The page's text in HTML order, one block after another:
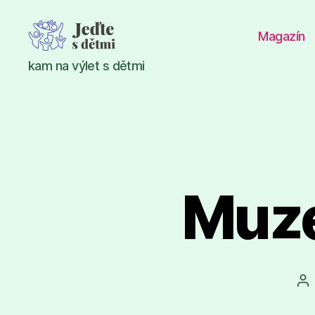
Jeďte
s
kam na výlet s dětmi
Magazín